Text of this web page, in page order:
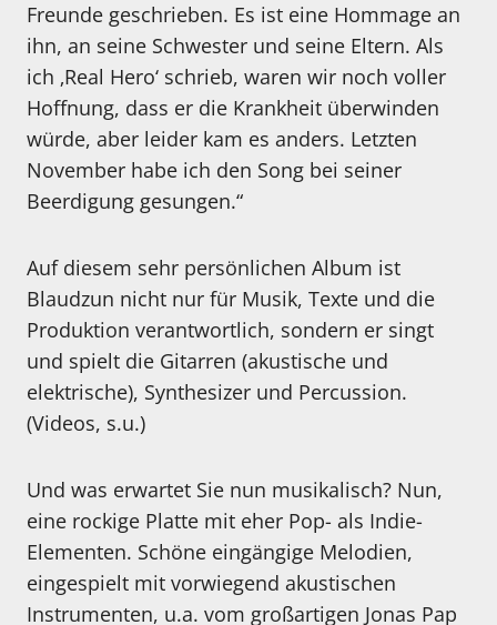
Freunde geschrieben. Es ist eine Hommage an
ihn, an seine Schwester und seine Eltern. Als
ich ‚Real Hero‘ schrieb, waren wir noch voller
Hoffnung, dass er die Krankheit überwinden
würde, aber leider kam es anders. Letzten
November habe ich den Song bei seiner
Beerdigung gesungen.“
Auf diesem sehr persönlichen Album ist
Blaudzun nicht nur für Musik, Texte und die
Produktion verantwortlich, sondern er singt
und spielt die Gitarren (akustische und
elektrische), Synthesizer und Percussion.
(Videos, s.u.)
Und was erwartet Sie nun musikalisch? Nun,
eine rockige Platte mit eher Pop- als Indie-
Elementen. Schöne eingängige Melodien,
eingespielt mit vorwiegend akustischen
Instrumenten, u.a. vom großartigen Jonas Pap